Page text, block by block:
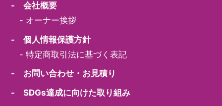
- 会社概要
- オーナー挨拶
- 個人情報保護方針
-特定商取引法に基づく表記
- お問い合わせ・お見積り
- SDGs達成に向けた取り組み